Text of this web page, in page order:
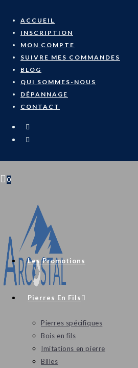
ACCUEIL
INSCRIPTION
MON COMPTE
SUIVRE MES COMMANDES
BLOG
QUI SOMMES-NOUS
DÉPANNAGE
CONTACT
0
Les Promotions
Pierres En Fils
Pierres spécifiques
Bois en fils
Imitations en pierre
Billes